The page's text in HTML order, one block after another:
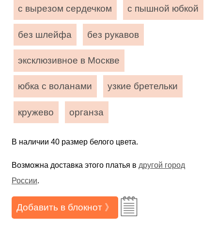
с вырезом сердечком с пышной юбкой
без шлейфа без рукавов
эксклюзивное в Москве
юбка с воланами узкие бретельки
кружево органза
В наличии 40 размер белого цвета.
Возможна доставка этого платья в другой город
России.
Добавить в блокнот 》